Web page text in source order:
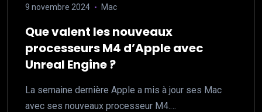
9 novembre 2024 Mac
Que valent les nouveaux
processeurs M4 d’Apple avec
Unreal Engine ?
La semaine dernière Apple a mis à jour ses Mac
avec ses nouveaux processeur M4.…